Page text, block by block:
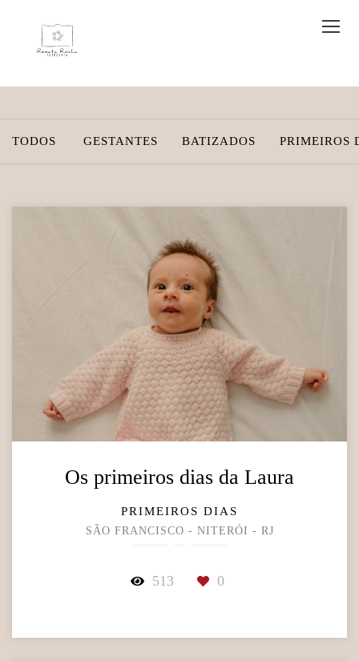
TODOS GESTANTES BATIZADOS PRIMEIROS
Os primeiros dias da Laura
PRIMEIROS DIAS
SÃO FRANCISCO - NITERÓI - RJ
513 0